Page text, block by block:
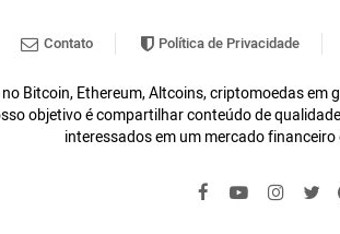
Contato Política de Privacidade
Bitcoin, Ethereum, Altcoins, criptomoedas em
objetivo é compartilhar conteúdo de
interessados em um mercado